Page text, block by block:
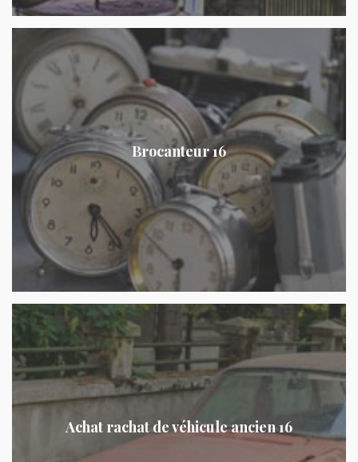
Brocanteur 16
Achat rachat de véhicule ancien 16